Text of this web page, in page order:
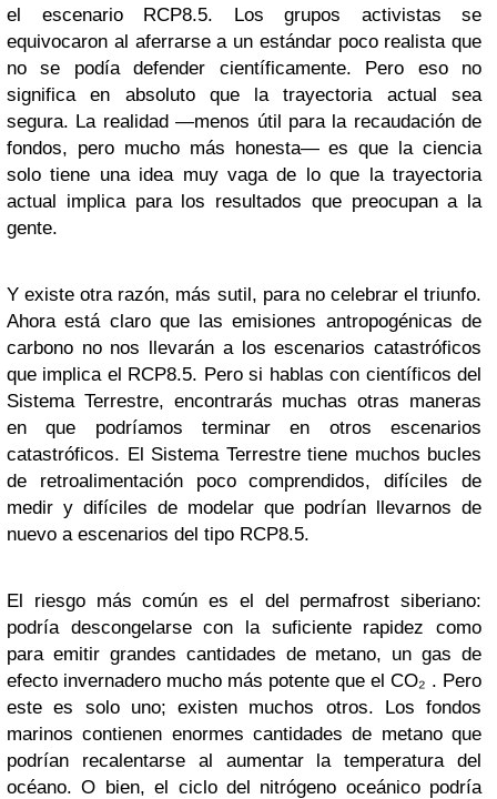
el escenario RCP8.5. Los grupos activistas se
equivocaron al aferrarse a un estándar poco realista que
no se podía defender científicamente. Pero eso no
significa en absoluto que la trayectoria actual sea
segura. La realidad —menos útil para la recaudación de
fondos, pero mucho más honesta— es que la ciencia
solo tiene una idea muy vaga de lo que la trayectoria
actual implica para los resultados que preocupan a la
gente.
Y existe otra razón, más sutil, para no celebrar el triunfo.
Ahora está claro que las emisiones antropogénicas de
carbono no nos llevarán a los escenarios catastróficos
que implica el RCP8.5. Pero si hablas con científicos del
Sistema Terrestre, encontrarás muchas otras maneras
en que podríamos terminar en otros escenarios
catastróficos. El Sistema Terrestre tiene muchos bucles
de retroalimentación poco comprendidos, difíciles de
medir y difíciles de modelar que podrían llevarnos de
nuevo a escenarios del tipo RCP8.5.
El riesgo más común es el del permafrost siberiano:
podría descongelarse con la suficiente rapidez como
para emitir grandes cantidades de metano, un gas de
efecto invernadero mucho más potente que el CO₂ . Pero
este es solo uno; existen muchos otros. Los fondos
marinos contienen enormes cantidades de metano que
podrían recalentarse al aumentar la temperatura del
océano. O bien, el ciclo del nitrógeno oceánico podría